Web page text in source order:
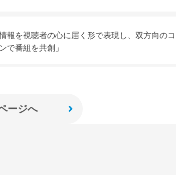
を届けて人々に適切な「避難」や「対策」の
「今、何をすべきか」を最も伝わる表現で届
情報を視聴者の心に届く形で表現し、双方向の
で番組を共創」
聴者の心に届く形で表現します。
リポートを瞬時に読み解き、今伝えるべき情
解説を日々の生活に寄り添った言葉へと翻訳
ージへ